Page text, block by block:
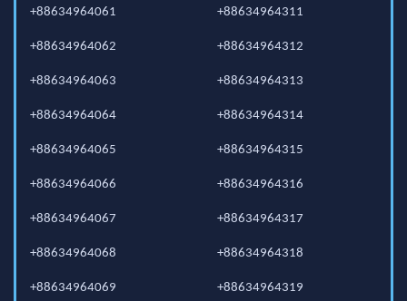
+88634964061
+88634964062
+88634964063
+88634964064
+88634964065
+88634964066
+88634964067
+88634964068
+88634964069
+88634964311
+88634964312
+88634964313
+88634964314
+88634964315
+88634964316
+88634964317
+88634964318
+88634964319